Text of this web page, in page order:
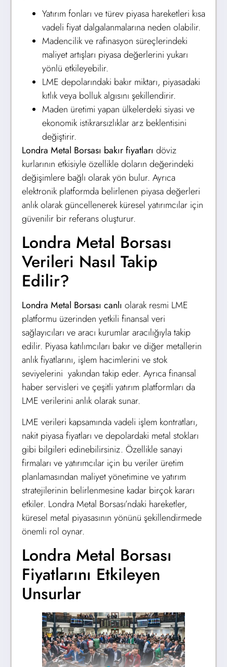
Yatırım fonları ve türev piyasa hareketleri kısa
vadeli fiyat dalgalanmalarına neden olabilir.
Madencilik ve rafinasyon süreçlerindeki
maliyet artışları piyasa değerlerini yukarı
yönlü etkileyebilir.
LME depolarındaki bakır miktarı, piyasadaki
kıtlık veya bolluk algısını şekillendirir.
Maden üretimi yapan ülkelerdeki siyasi ve
ekonomik istikrarsızlıklar arz beklentisini
değiştirir.
Londra Metal Borsası bakır fiyatları döviz
kurlarının etkisiyle özellikle doların değerindeki
değişimlere bağlı olarak yön bulur. Ayrıca
elektronik platformda belirlenen piyasa değerleri
anlık olarak güncellenerek küresel yatırımcılar için
güvenilir bir referans oluşturur.
Londra Metal Borsası
Verileri Nasıl Takip
Edilir?
Londra Metal Borsası canlı olarak resmi LME
platformu üzerinden yetkili finansal veri
sağlayıcıları ve aracı kurumlar aracılığıyla takip
edilir. Piyasa katılımcıları bakır ve diğer metallerin
anlık fiyatlarını, işlem hacimlerini ve stok
seviyelerini yakından takip eder. Ayrıca finansal
haber servisleri ve çeşitli yatırım platformları da
LME verilerini anlık olarak sunar.
LME verileri kapsamında vadeli işlem kontratları,
nakit piyasa fiyatları ve depolardaki metal stokları
gibi bilgileri edinebilirsiniz. Özellikle sanayi
firmaları ve yatırımcılar için bu veriler üretim
planlamasından maliyet yönetimine ve yatırım
stratejilerinin belirlenmesine kadar birçok kararı
etkiler. Londra Metal Borsası’ndaki hareketler,
küresel metal piyasasının yönünü şekillendirmede
önemli rol oynar.
Londra Metal Borsası
Fiyatlarını Etkileyen
Unsurlar